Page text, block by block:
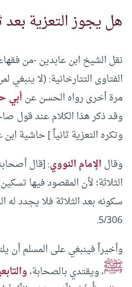
هل يجوز التعزية بعد
نقل الشيخ ابن عابدين -من
الفتاوى التتارخانية: (لا
مرة أخرى رواه الحسن عنأبي
وقد ذكر هذا الكلام عند قول
وتكره التعزية ثانياً ] حاشية ابن
وقالالإمام النووي: [قال
الثلاثة؛ لأن المقصود فيها
سكونه بعد الثلاثة فلا يجدد له
5/306.
وأخيراً فينبغي على المسلم أن
ﷺ، ويقتدي بالصحابة،